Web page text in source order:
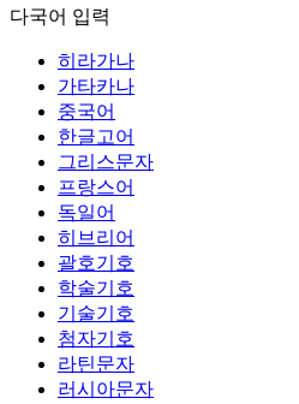
다국어 입력
히라가나
가타카나
중국어
한글고어
그리스문자
프랑스어
독일어
히브리어
괄호기호
학술기호
기술기호
첨자기호
라틴문자
러시아문자